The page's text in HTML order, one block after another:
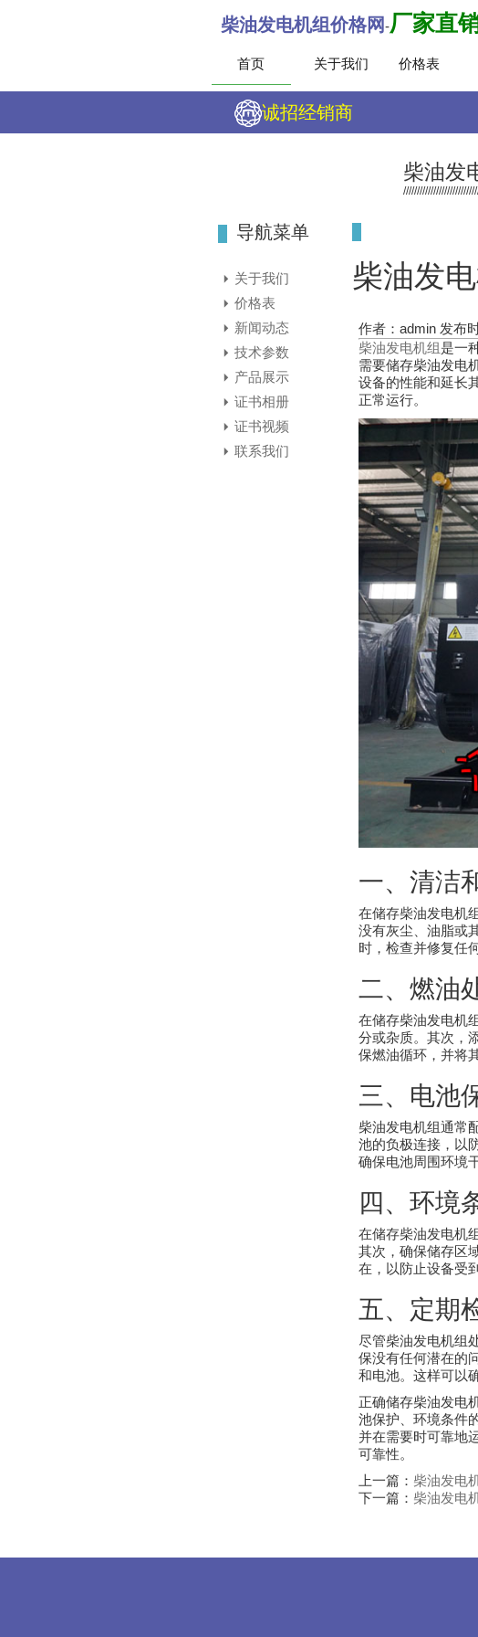
柴油发电机组价格网-厂家直
首页 关于我们 价格表
诚招经销商
柴油发
导航菜单
关于我们
价格表
新闻动态
技术参数
产品展示
证书相册
证书视频
联系我们
柴油发
作者：admin 发布
柴油发电机组是一
需要储存柴油发电
设备的性能和延长
正常运行。
一、清洁
在储存柴油发电机
没有灰尘、油脂或
时，检查并修复任
二、燃油
在储存柴油发电机
分或杂质。其次，
保燃油循环，并将
三、电池
柴油发电机组通常
池的负极连接，以
确保电池周围环境
四、环境
在储存柴油发电机
其次，确保储存区
在，以防止设备受
五、定期
尽管柴油发电机组
保没有任何潜在的
和电池。这样可以
正确储存柴油发电
池保护、环境条件
并在需要时可靠地
可靠性。
上一篇： 柴油发电
下一篇： 柴油发电